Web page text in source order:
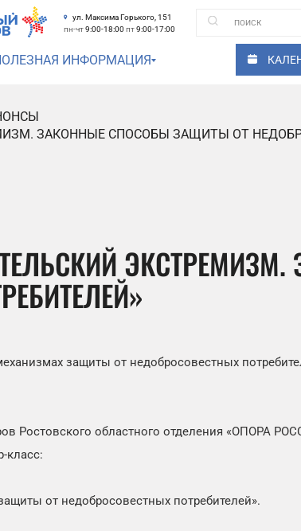
ул. Максима Горького, 151
пн-чт9:00-18:00 пт9:00-17:00
ИНФОРМАЦИЯ
ЗАКОННЫЕ СПОСОБЫ ЗАЩИТЫ ОТ
защиты от недобросовестных
Ростовского областного отделения «ОПОРА
класс:
от недобросовестных потребителей».